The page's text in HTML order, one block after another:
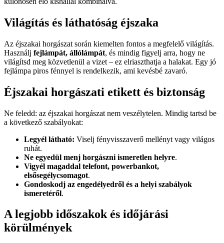
Világítás és láthatóság éjszaka
Az éjszakai horgászat során kiemelten fontos a megfelelő világítás.
Használj fejlámpát, állólámpát, és mindig figyelj arra, hogy ne
világítsd meg közvetlenül a vizet – ez elriaszthatja a halakat. Egy jó
fejlámpa piros fénnyel is rendelkezik, ami kevésbé zavaró.
Éjszakai horgászati etikett és biztonság
Ne feledd: az éjszakai horgászat nem veszélytelen. Mindig tartsd be
a következő szabályokat:
Legyél látható: Viselj fényvisszaverő mellényt vagy világos
ruhát.
Ne egyedül menj horgászni ismeretlen helyre.
Vigyél magaddal telefont, powerbankot,
elsősegélycsomagot.
Gondoskodj az engedélyedről és a helyi szabályok
ismeretéről.
A legjobb időszakok és időjárási
körülmények